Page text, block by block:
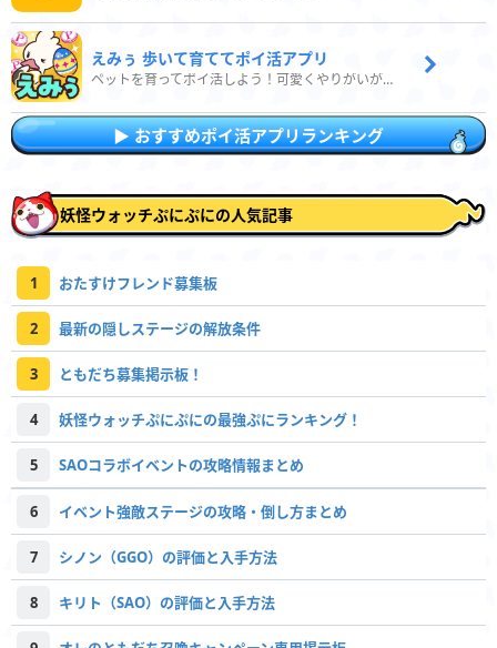
えみぅ 歩いて育ててポイ活アプリ
ペットを育ってポイ活しよう！可愛くやりがいがある新感覚アプリ
おすすめポイ活アプリランキング
妖怪ウォッチぷにぷにの人気記事
1 おたすけフレンド募集板
2 最新の隠しステージの解放条件
3 ともだち募集掲示板！
4 妖怪ウォッチぷにぷにの最強ぷにランキング！
5 SAOコラボイベントの攻略情報まとめ
6 イベント強敵ステージの攻略・倒し方まとめ
7 シノン（GGO）の評価と入手方法
8 キリト（SAO）の評価と入手方法